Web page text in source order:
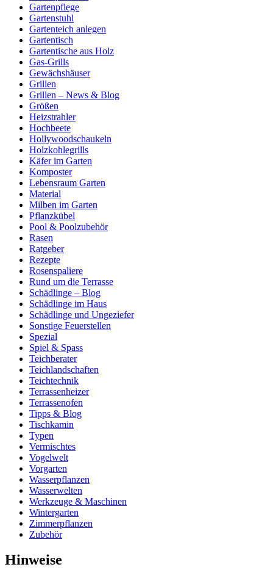
Gartenpflege
Gartenstuhl
Gartenteich anlegen
Gartentisch
Gartentische aus Holz
Gas-Grills
Gewächshäuser
Grillen
Grillen – News & Blog
Größen
Heizstrahler
Hochbeete
Hollywoodschaukeln
Holzkohlegrills
Käfer im Garten
Komposter
Lebensraum Garten
Material
Milben im Garten
Pflanzkübel
Pool & Poolzubehör
Rasen
Ratgeber
Rezepte
Rosenspaliere
Rund um die Terrasse
Schädlinge – Blog
Schädlinge im Haus
Schädlinge und Ungeziefer
Sonstige Feuerstellen
Spezial
Spiel & Spass
Teichberater
Teichlandschaften
Teichtechnik
Terrassenheizer
Terrassenofen
Tipps & Blog
Tischkamin
Typen
Vermischtes
Vogelwelt
Vorgarten
Wasserpflanzen
Wasserwelten
Werkzeuge & Maschinen
Wintergarten
Zimmerpflanzen
Zubehör
Hinweise